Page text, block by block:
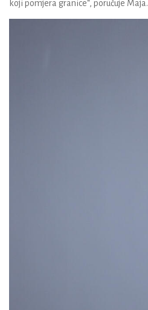
koji pomjera granice“, poručuje Maja.